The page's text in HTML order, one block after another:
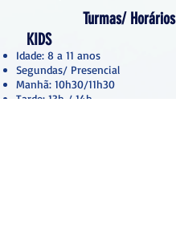
Turmas/ Horários
KIDS
Idade: 8 a 11 anos
Segundas/ Presencial
Manhã: 10h30/11h30
Tarde: 13h / 14h